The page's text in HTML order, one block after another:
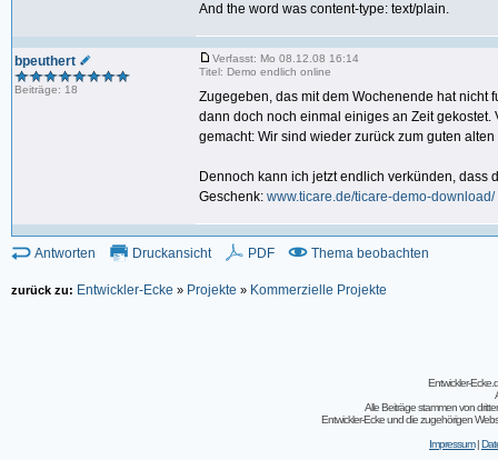
And the word was content-type: text/plain.
bpeuthert
Beiträge: 18
Verfasst: Mo 08.12.08 16:14
Titel: Demo endlich online
Zugegeben, das mit dem Wochenende hat nicht
dann doch noch einmal einiges an Zeit
gemacht: Wir sind wieder zurück zum guten
Dennoch kann ich jetzt endlich verkünden,
Geschenk: www.ticare.de/ticare-demo-download/
Antworten Druckansicht PDF Thema beobachten
zurück zu: Entwickler-Ecke » Projekte » Kommerzielle Projekte
Entwickler-
Alle Beiträge stammen von
Entwickler-Ecke und die zugehörigen
Impressum|